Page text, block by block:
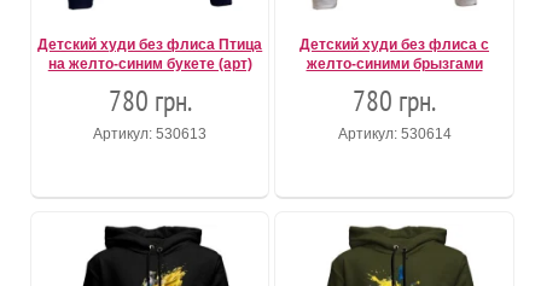
Детский худи без флиса Птица
на желто-синим букете (арт)
780 грн.
Артикул: 530613
Детский худи без флиса с
желто-синими брызгами
780 грн.
Артикул: 530614